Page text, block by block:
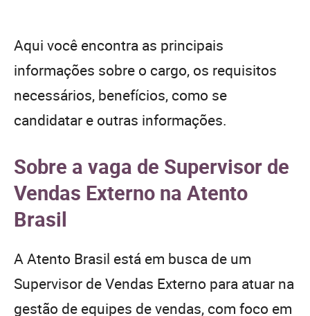
Aqui você encontra as principais
informações sobre o cargo, os requisitos
necessários, benefícios, como se
candidatar e outras informações.
Sobre a vaga de Supervisor de
Vendas Externo na Atento
Brasil
A Atento Brasil está em busca de um
Supervisor de Vendas Externo para atuar na
gestão de equipes de vendas, com foco em